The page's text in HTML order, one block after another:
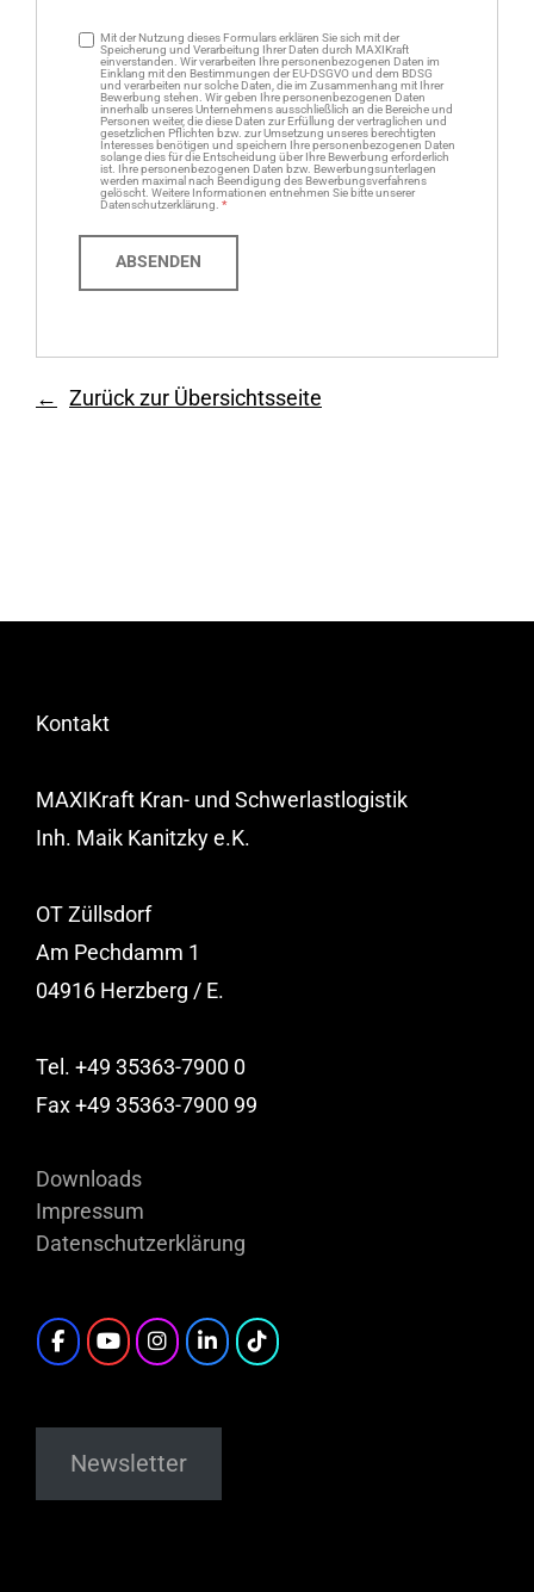
Mit der Nutzung dieses Formulars erklären Sie sich mit der
Speicherung und Verarbeitung Ihrer Daten durch MAXIKraft
einverstanden. Wir verarbeiten Ihre personenbezogenen Daten im
Einklang mit den Bestimmungen der EU-DSGVO und dem BDSG
und verarbeiten nur solche Daten, die im Zusammenhang mit Ihrer
Bewerbung stehen. Wir geben Ihre personenbezogenen Daten
innerhalb unseres Unternehmens ausschließlich an die Bereiche und
Personen weiter, die diese Daten zur Erfüllung der vertraglichen und
gesetzlichen Pflichten bzw. zur Umsetzung unseres berechtigten
Interesses benötigen und speichern Ihre personenbezogenen Daten
solange dies für die Entscheidung über Ihre Bewerbung erforderlich
ist. Ihre personenbezogenen Daten bzw. Bewerbungsunterlagen
werden maximal nach Beendigung des Bewerbungsverfahrens
gelöscht. Weitere Informationen entnehmen Sie bitte unserer
Datenschutzerklärung. *
Zurück zur Übersichtsseite
Kontakt
MAXIKraft Kran- und Schwerlastlogistik
Inh. Maik Kanitzky e.K.
OT Züllsdorf
Am Pechdamm 1
04916 Herzberg / E.
Tel. +49 35363-7900 0
Fax +49 35363-7900 99
Downloads
Impressum
Datenschutzerklärung
Newsletter